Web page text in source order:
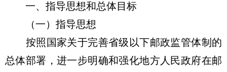
一、指导思想和总体目标
（一）指导思想
按照国家关于完善省级以下邮政监管体制的
总体部署，进一步明确和强化地方人民政府在邮